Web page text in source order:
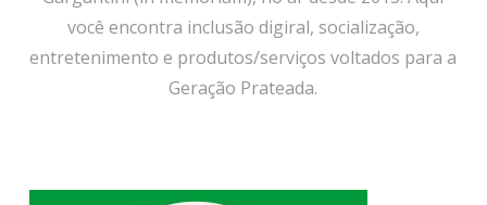
você encontra inclusão digiral, socialização,
entretenimento e produtos/serviços voltados para a
Geração Prateada.